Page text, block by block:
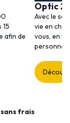
afin de
Optic
Avec le
vie en
vous, en
frais